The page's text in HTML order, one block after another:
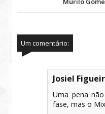
Um comentário:
Josiel
Uma pena
fase, mas o